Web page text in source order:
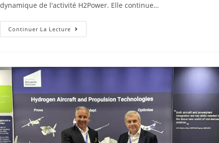
dynamique de l'activité H2Power. Elle continue…
Continuer La Lecture